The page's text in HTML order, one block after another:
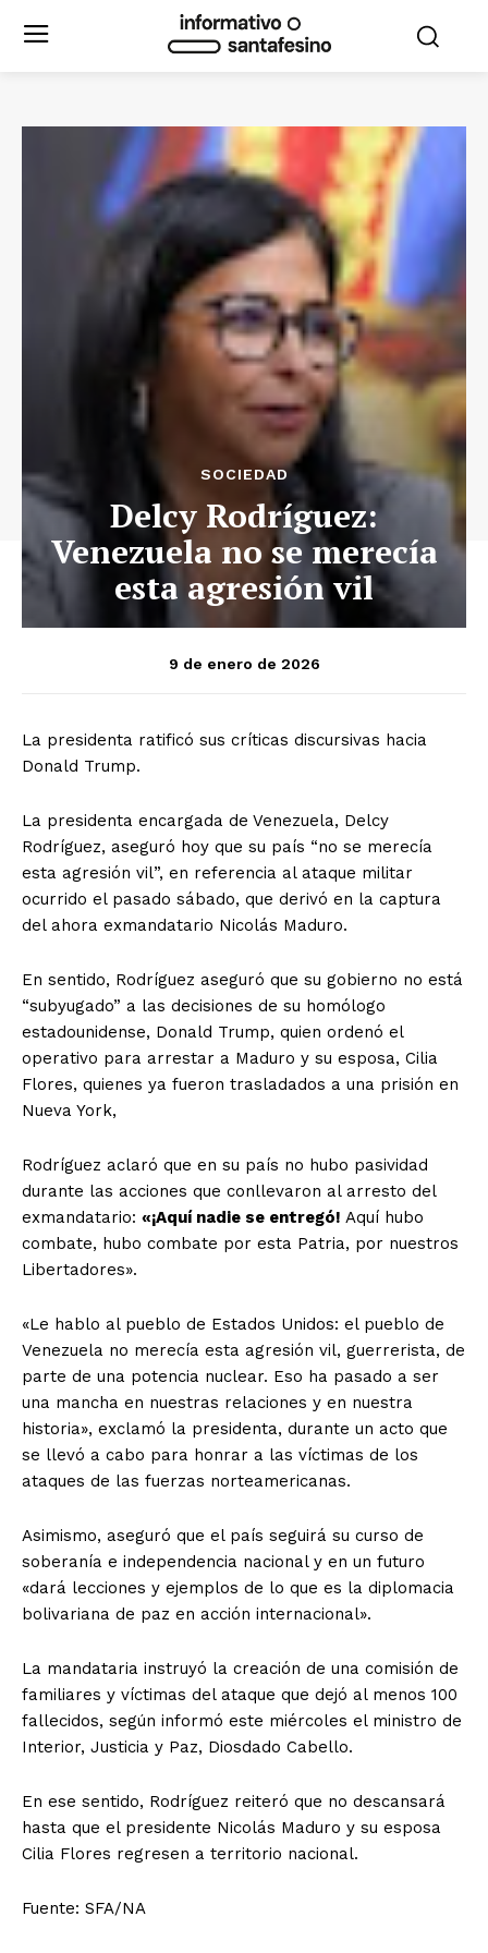
SOCIEDAD
Delcy Rodríguez:
Venezuela no se merecía
esta agresión vil
9 de enero de 2026
La presidenta ratificó sus críticas discursivas hacia
Donald Trump.
La presidenta encargada de Venezuela, Delcy
Rodríguez, aseguró hoy que su país “no se merecía
esta agresión vil”, en referencia al ataque militar
ocurrido el pasado sábado, que derivó en la captura
del ahora exmandatario Nicolás Maduro.
En sentido, Rodríguez aseguró que su gobierno no está
“subyugado” a las decisiones de su homólogo
estadounidense, Donald Trump, quien ordenó el
operativo para arrestar a Maduro y su esposa, Cilia
Flores, quienes ya fueron trasladados a una prisión en
Nueva York,
Rodríguez aclaró que en su país no hubo pasividad
durante las acciones que conllevaron al arresto del
exmandatario: «¡Aquí nadie se entregó! Aquí hubo
combate, hubo combate por esta Patria, por nuestros
Libertadores».
«Le hablo al pueblo de Estados Unidos: el pueblo de
Venezuela no merecía esta agresión vil, guerrerista, de
parte de una potencia nuclear. Eso ha pasado a ser
una mancha en nuestras relaciones y en nuestra
historia», exclamó la presidenta, durante un acto que
se llevó a cabo para honrar a las víctimas de los
ataques de las fuerzas norteamericanas.
Asimismo, aseguró que el país seguirá su curso de
soberanía e independencia nacional y en un futuro
«dará lecciones y ejemplos de lo que es la diplomacia
bolivariana de paz en acción internacional».
La mandataria instruyó la creación de una comisión de
familiares y víctimas del ataque que dejó al menos 100
fallecidos, según informó este miércoles el ministro de
Interior, Justicia y Paz, Diosdado Cabello.
En ese sentido, Rodríguez reiteró que no descansará
hasta que el presidente Nicolás Maduro y su esposa
Cilia Flores regresen a territorio nacional.
Fuente: SFA/NA